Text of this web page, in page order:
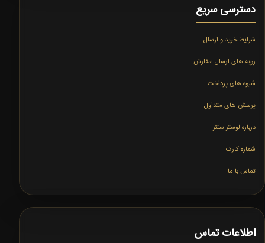
دسترسی سریع
شرایط خرید و ارسال
رویه های ارسال سفارش
شیوه های پرداخت
پرسش های متداول
درباره لوستر سنتر
شماره کارت
تماس با ما
اطلاعات تماس